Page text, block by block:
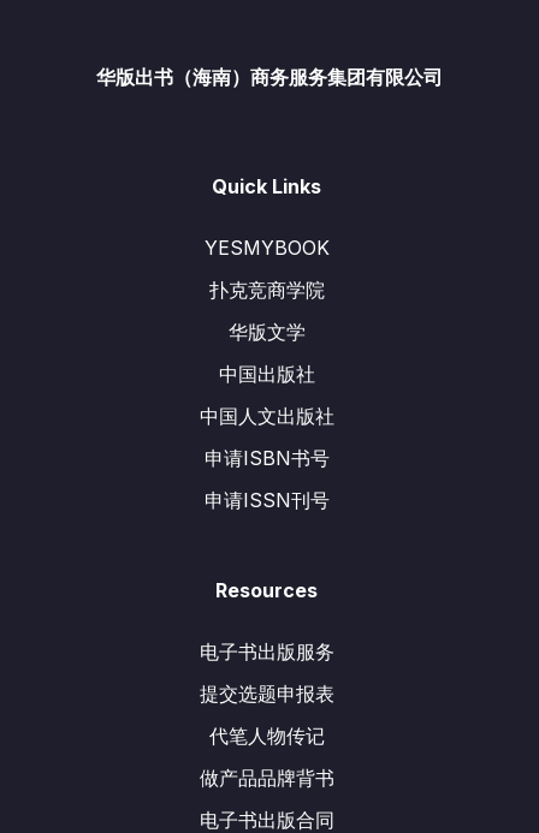
华版出书（海南）商务服务集团有限公司
Quick Links
YESMYBOOK
扑克竞商学院
华版文学
中国出版社
中国人文出版社
申请ISBN书号
申请ISSN刊号
Resources
电子书出版服务
提交选题申报表
代笔人物传记
做产品品牌背书
电子书出版合同